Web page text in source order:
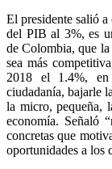
El presidente salió
del PIB al 3%, es
de Colombia, que
sea más
2018 el 1.4%, en
ciudadanía, bajarle
la micro, pequeña,
economía. Señaló
concretas que
oportunidades a los